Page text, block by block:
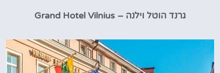
גרנד הוטל וילנה – Grand Hotel Vilnius